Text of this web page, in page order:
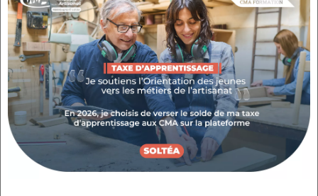
Président de la Chambre de Niveau
Départemental du Var ont signé une
convention de partenariat pourl’appui à
l’accompagnement des travailleurs
indépendants artisans et bénéficiaires du
RSA .
En présence des élus Thierry BION
Dominique GOFFINET-MELOYIANetJean-
Louis GIRAUD, cet accord vise à :